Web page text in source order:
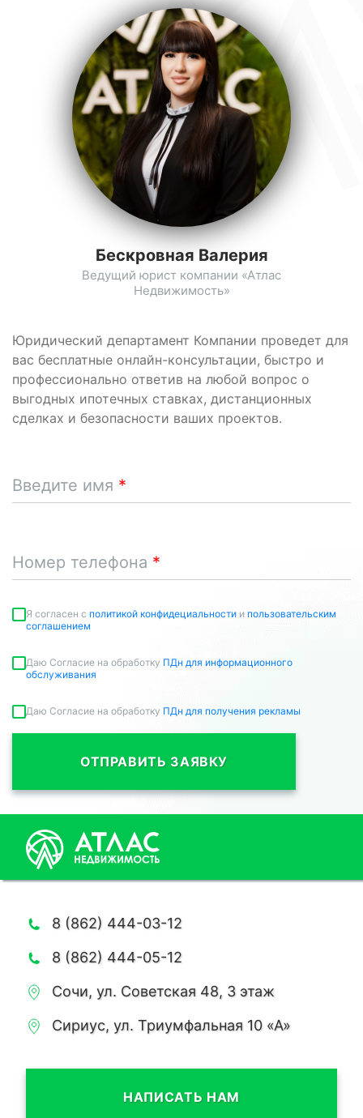
Юридический департамент Компании проведет для
вас бесплатные онлайн-консультации, быстро и
профессионально ответив на любой вопрос о
выгодных ипотечных ставках, дистанционных
сделках и безопасности ваших проектов.
Введите имя
Номер телефона
Я согласен c политикой конфидециальности и пользовательским
соглашением
Даю Согласие на обработку ПДн для информационного
обслуживания
Даю Согласие на обработку ПДн для получения рекламы
ОТПРАВИТЬ ЗАЯВКУ
Бескровная Валерия
Ведущий юрист компании «Атлас
Недвижимость»
8 (862) 444-03-12
8 (862) 444-05-12
Сочи, ул. Советская 48, 3 этаж
Сириус, ул. Триумфальная 10 «А»
НАПИСАТЬ НАМ